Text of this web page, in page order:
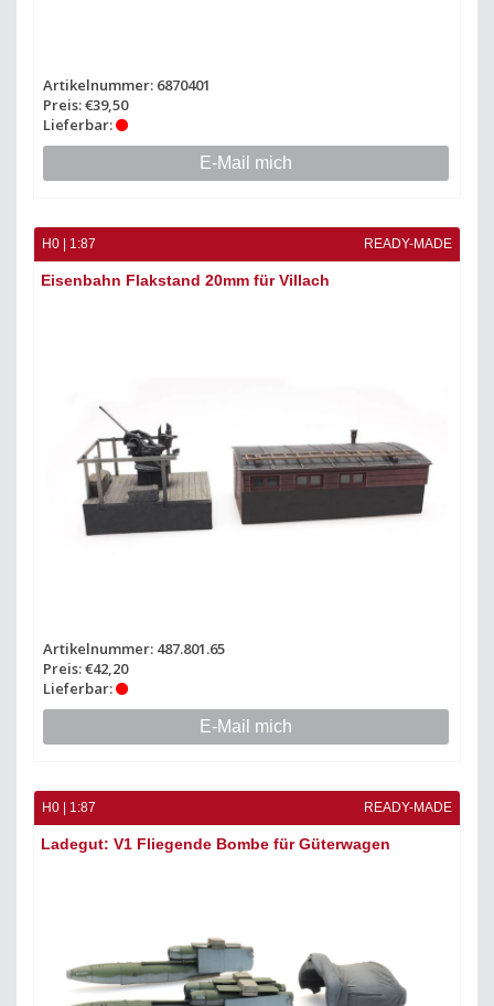
Artikelnummer: 6870401
Preis: €39,50
Lieferbar:
E-Mail mich
H0 | 1:87 READY-MADE
Eisenbahn Flakstand 20mm für Villach
Artikelnummer: 487.801.65
Preis: €42,20
Lieferbar:
E-Mail mich
H0 | 1:87 READY-MADE
Ladegut: V1 Fliegende Bombe für Güterwagen